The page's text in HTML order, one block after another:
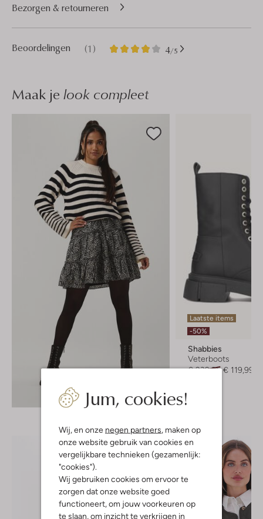
Jum, cookies!
Wij, en onze negen partners , maken op
onze website gebruik van cookies en
vergelijkbare technieken (gezamenlijk:
"cookies").
Wij gebruiken cookies om ervoor te
zorgen dat onze website goed
functioneert, om jouw voorkeuren op
te slaan, om inzicht te verkrijgen in
Beoordelingen (1) 4/5
1
4
Bezorgen & retourneren
Maak je look compleet
Ontdek de look
Laatste items
-50%
Shabbies
Veterboots
€ 239,95 € 119,99